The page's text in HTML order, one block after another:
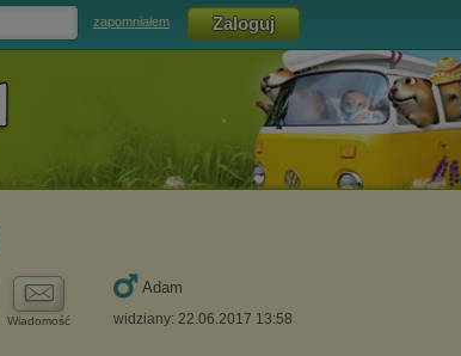
zapomniałem
Wiadomość
Adam
widziany: 22.06.2017 13:58